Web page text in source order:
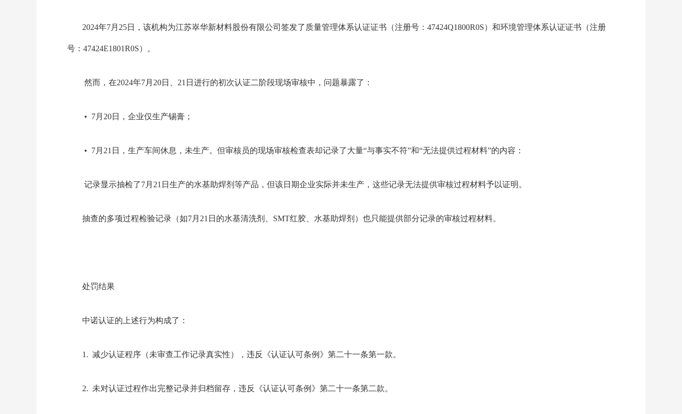
2024年7月25日，该机构为江苏崒华新材料股份有限公司签发了质量管理体系认证证书（注册号：47424Q1800R0S）和环境管理体系认证证书（注册
号：47424E1801R0S）。
然而，在2024年7月20日、21日进行的初次认证二阶段现场审核中，问题暴露了：
• 7月20日，企业仅生产锡膏；
• 7月21日，生产车间休息，未生产。但审核员的现场审核检查表却记录了大量“与事实不符”和“无法提供过程材料”的内容 ：
记录显示抽检了7月21日生产的水基助焊剂等产品，但该日期企业实际并未生产，这些记录无法提供审核过程材料予以证明。
抽查的多项过程检验记录（如7月21日的水基清洗剂、SMT红胶、水基助焊剂）也只能提供部分记录的审核过程材料。
处罚结果
中诺认证的上述行为构成了：
1. 减少认证程序（未审查工作记录真实性），违反《认证认可条例》第二十一条第一款。
2. 未对认证过程作出完整记录并归档留存，违反《认证认可条例》第二十一条第二款。